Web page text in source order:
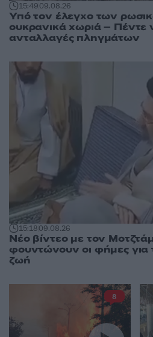
15:4909.08.26
Υπό τον έλεγχο των
ουκρανικά χωριά – Πέντε
ανταλλαγές πληγμάτων
15:1809.08.26
Νέο βίντεο με τον
φουντώνουν οι φήμες για
ζωή
8